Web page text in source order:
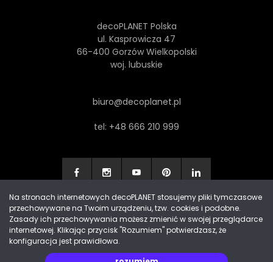
decoPLANET Polska
ul. Kasprowicza 47
66-400 Gorzów Wielkopolski
woj. lubuskie
biuro@decoplanet.pl
tel: +48 666 210 999
Made with by Progres Media & decoPLANET
Na stronach internetowych decoPLANET stosujemy pliki tymczasowe
przechowywane na Twoim urządzeniu, tzw. cookies i podobne.
Zasady ich przechowywania możesz zmienić w swojej przeglądarce
internetowej. Klikając przycisk "Rozumiem" potwierdzasz, że
konfiguracja jest prawidłowa.